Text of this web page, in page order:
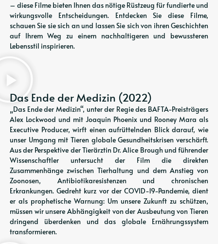
– diese Filme bieten Ihnen das nötige Rüstzeug für fundierte und
wirkungsvolle Entscheidungen. Entdecken Sie diese Filme,
schauen Sie sie sich an und lassen Sie sich von ihren Geschichten
auf Ihrem Weg zu einem nachhaltigeren und bewussteren
Lebensstil inspirieren.
Das Ende der Medizin (2022)
„Das Ende der Medizin“, unter der Regie des BAFTA-Preisträgers
Alex Lockwood und mit Joaquin Phoenix und Rooney Mara als
Executive Producer, wirft einen aufrüttelnden Blick darauf, wie
unser Umgang mit Tieren globale Gesundheitskrisen verschärft.
Aus der Perspektive der Tierärztin Dr. Alice Brough und führender
Wissenschaftler untersucht der Film die direkten
Zusammenhänge zwischen Tierhaltung und dem Anstieg von
Zoonosen, Antibiotikaresistenzen und chronischen
Erkrankungen. Gedreht kurz vor der COVID-19-Pandemie, dient
er als prophetische Warnung: Um unsere Zukunft zu schützen,
müssen wir unsere Abhängigkeit von der Ausbeutung von Tieren
dringend überdenken und das globale Ernährungssystem
transformieren.